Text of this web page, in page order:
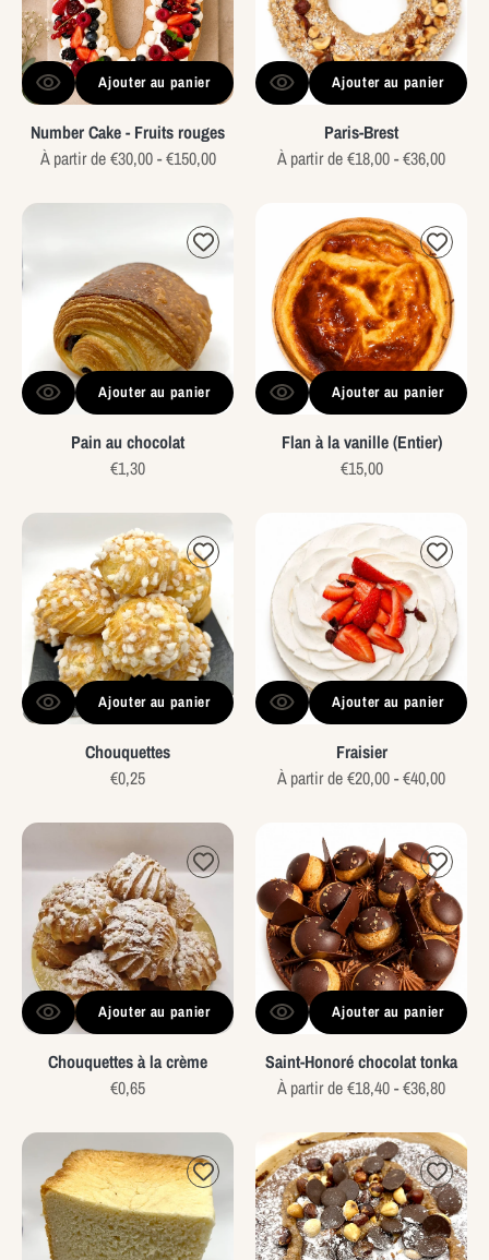
rouges
Ajouter au panier
Number Cake - Fruits rouges
Prix
À partir de €30,00 - €150,00
Ajouter au panier
Paris-Brest
Prix
À partir de €18,00 - €36,00
Pain
chocolat
Ajouter au panier
Pain au chocolat
Prix
€1,30
vanille
(Entier)
Ajouter au panier
Flan à la vanille (Entier)
Prix
€15,00
Chouquettes
Ajouter au panier
Chouquettes
Prix
€0,25
Ajouter au panier
Fraisier
Prix
À partir de €20,00 - €40,00
Chouquettes
crème
Ajouter au panier
Chouquettes à la crème
Prix
€0,65
Honoré
chocolat
tonka
Ajouter au panier
Saint-Honoré chocolat tonka
Prix
À partir de €18,40 - €36,80
Pain
mie
Moelleux
au
chocolat
et
noisettes